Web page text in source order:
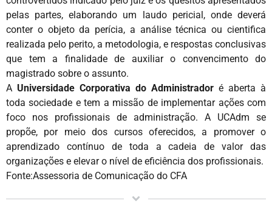
pelas partes, elaborando um laudo pericial, onde deverá
conter o objeto da perícia, a análise técnica ou cientifica
realizada pelo perito, a metodologia, e respostas conclusivas
que tem a finalidade de auxiliar o convencimento do
magistrado sobre o assunto.
A Universidade Corporativa do Administrador é aberta à
toda sociedade e tem a missão de implementar ações com
foco nos profissionais de administração. A UCAdm se
propõe, por meio dos cursos oferecidos, a promover o
aprendizado contínuo de toda a cadeia de valor das
organizações e elevar o nível de eficiência dos profissionais.
Fonte:Assessoria de Comunicação do CFA